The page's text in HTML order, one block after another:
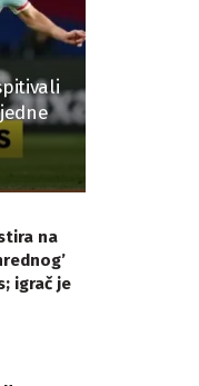
na
igrač je